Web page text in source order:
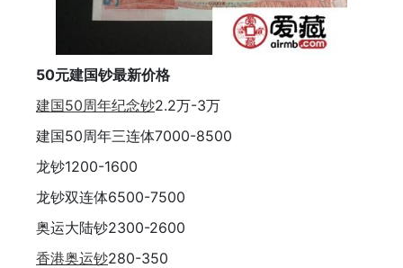
50元建国钞最新价格
建国50周年纪念钞2.2万-3万
建国50周年三连体7000-8500
龙钞1200-1600
龙钞双连体6500-7500
奥运大陆钞2300-2600
香港奥运钞280-350